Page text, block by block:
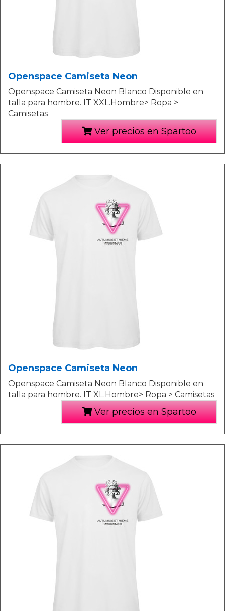
Openspace Camiseta Neon
Openspace Camiseta Neon Blanco Disponible en
talla para hombre. IT XXL.Hombre> Ropa >
Camisetas
Ver precios en Spartoo
Openspace Camiseta Neon
Openspace Camiseta Neon Blanco Disponible en
talla para hombre. IT XL.Hombre> Ropa > Camisetas
Ver precios en Spartoo